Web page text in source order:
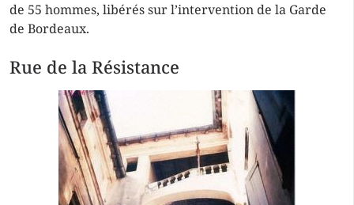
de 55 hommes, libérés sur l’intervention de la Garde
de Bordeaux.
Rue de la Résistance